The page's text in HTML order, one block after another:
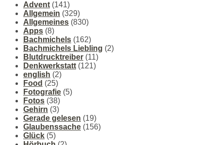
Advent (141)
Allgemein (329)
Allgemeines (830)
Apps (8)
Bachmichels (162)
Bachmichels Liebling (2)
Blutdrucktreiber (11)
Denkwerkstatt (121)
english (2)
Food (25)
Fotografie (5)
Fotos (38)
Gehirn (3)
Gerade gelesen (19)
Glaubenssache (156)
Glück (5)